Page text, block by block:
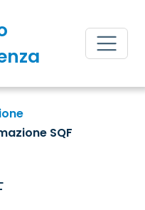
SQF